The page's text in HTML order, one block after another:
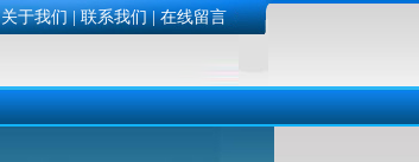
关于我们|联系我们|在线留言